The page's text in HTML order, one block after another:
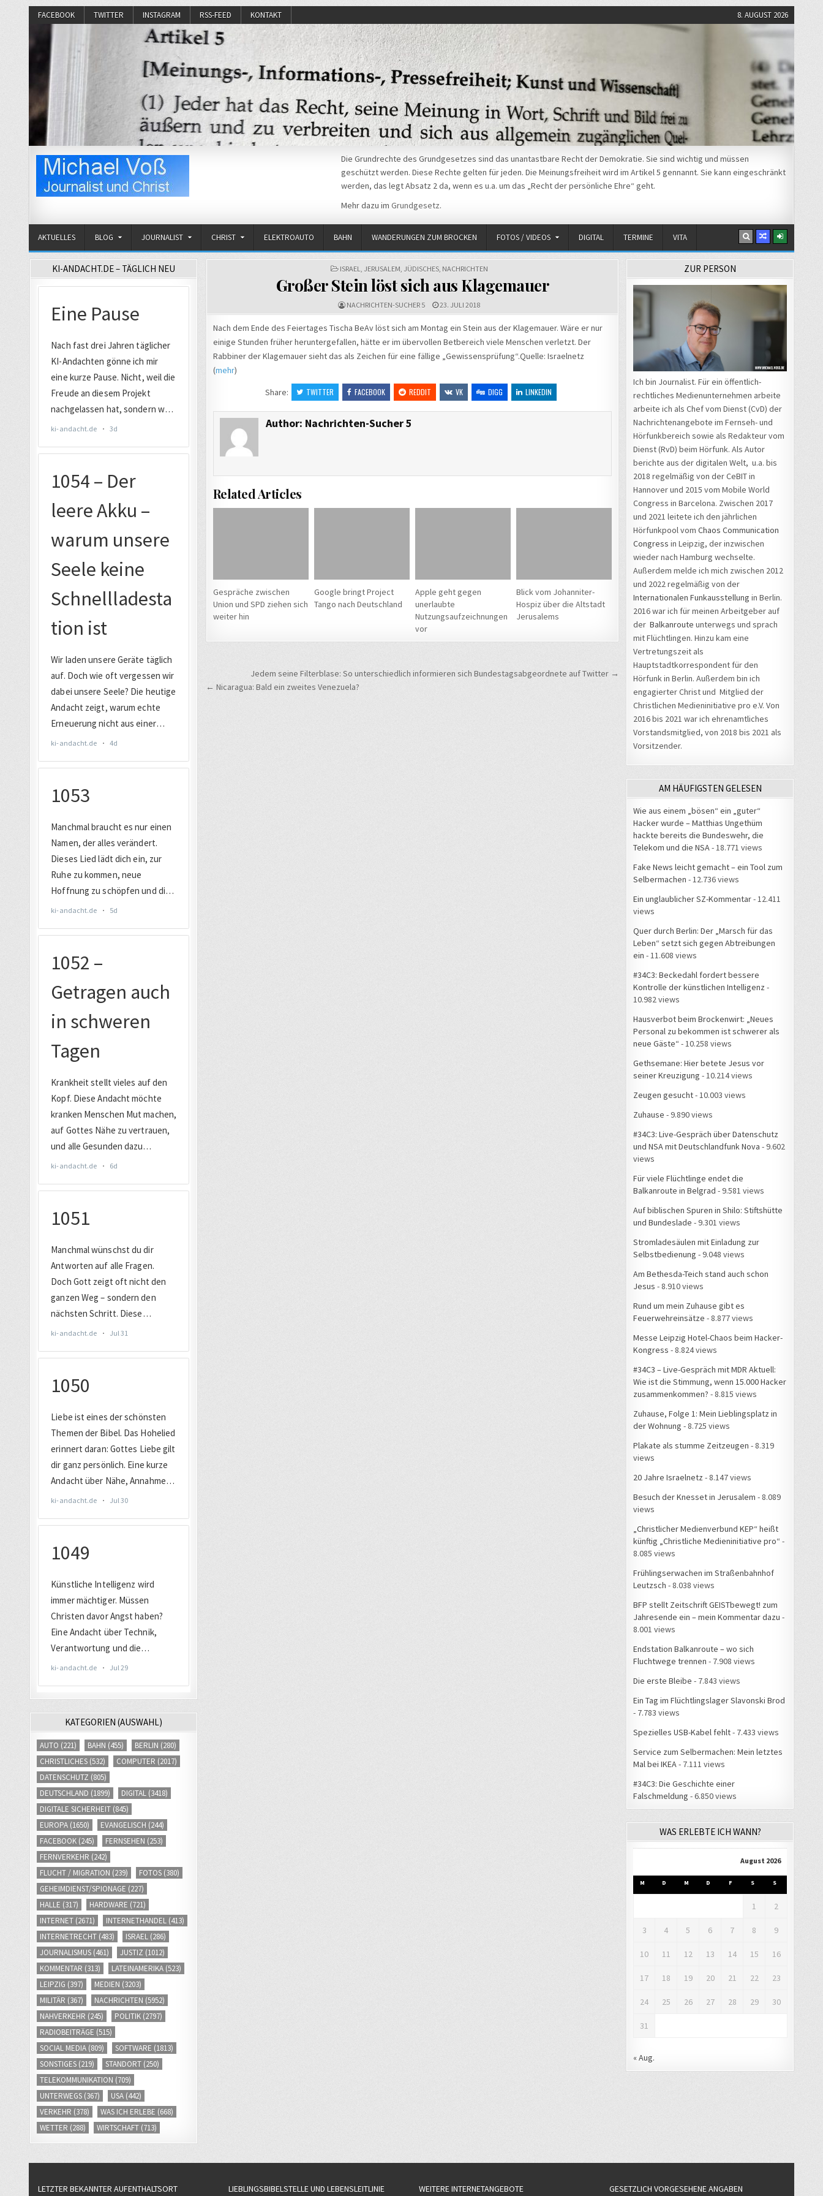
FACEBOOK TWITTER INSTAGRAM RSS-FEED KONTAKT 8. AUGUST 2026
Die Grundrechte des Grundgesetzes sind das unantastbare Recht der Demokratie. Sie sind wichtig und müssen
geschützt werden. Diese Rechte gelten für jeden. Die Meinungsfreiheit wird im Artikel 5 gennannt. Sie kann eingeschränkt
werden, das legt Absatz 2 da, wenn es u.a. um das „Recht der persönliche Ehre“ geht.
Mehr dazu im Grundgesetz.
AKTUELLES BLOG JOURNALIST CHRIST ELEKTROAUTO BAHN WANDERUNGEN ZUM BROCKEN FOTOS / VIDEOS DIGITAL TERMINE VITA
POSTED
ISRAEL JERUSALEM JÜDISCHES, NACHRICHTEN
Großer Stein löst sich aus Klagemauer
NACHRICHTEN-SUCHER 5 23. JULI 2018
Nach dem Ende des Feiertages Tischa BeAv löst sich am Montag ein Stein aus der Klagemauer. Wäre er nur
einige Stunden früher heruntergefallen, hätte er im übervollen Betbereich viele Menschen verletzt. Der
Rabbiner der Klagemauer sieht das als Zeichen für eine fällige „Gewissensprüfung“.Quelle: Israelnetz
(mehr)
Share:
TWITTER FACEBOOK REDDIT VK DIGG LINKEDIN
Author: Nachrichten-Sucher 5
Related Articles
Gespräche zwischen
Union und SPD ziehen sich
weiter hin
Google bringt Project
Tango nach Deutschland
Apple geht gegen
unerlaubte
Nutzungsaufzeichnungen
vor
Blick vom Johanniter-
Hospiz über die Altstadt
Jerusalems
Beitragsnavigation
Jedem seine Filterblase: So unterschiedlich informieren sich Bundestagsabgeordnete auf Twitter →
← Nicaragua: Bald ein zweites Venezuela?
KI-ANDACHT.DE – TÄGLICH NEU
KATEGORIEN (AUSWAHL)
AUTO (221) BAHN (455) BERLIN (280)
CHRISTLICHES (532) COMPUTER (2017)
DATENSCHUTZ (805)
DEUTSCHLAND (1899) DIGITAL (3418)
DIGITALE SICHERHEIT (845)
EUROPA (1650) EVANGELISCH (244)
FACEBOOK (245) FERNSEHEN (253)
FERNVERKEHR (242)
FLUCHT / MIGRATION (239) FOTOS (380)
GEHEIMDIENST/SPIONAGE (227)
HALLE (317) HARDWARE (721)
INTERNET (2671) INTERNETHANDEL (413)
INTERNETRECHT (483) ISRAEL (286)
JOURNALISMUS (461) JUSTIZ (1012)
KOMMENTAR (313) LATEINAMERIKA (523)
LEIPZIG (397) MEDIEN (3203)
MILITÄR (367) NACHRICHTEN (5952)
NAHVERKEHR (245) POLITIK (2797)
RADIOBEITRÄGE (515)
SOCIAL MEDIA (809) SOFTWARE (1813)
SONSTIGES (219) STANDORT (250)
TELEKOMMUNIKATION (709)
UNTERWEGS (367) USA (442)
VERKEHR (378) WAS ICH ERLEBE (668)
WETTER (288) WIRTSCHAFT (713)
ZUR PERSON
Ich bin Journalist. Für ein öffentlich-
rechtliches Medienunternehmen arbeite
arbeite ich als Chef vom Dienst (CvD) der
Nachrichtenangebote im Fernseh- und
Hörfunkbereich sowie als Redakteur vom
Dienst (RvD) beim Hörfunk. Als Autor
berichte aus der digitalen Welt, u.a. bis
2018 regelmäßig von der CeBIT in
Hannover und 2015 vom Mobile World
Congress in Barcelona. Zwischen 2017
und 2021 leitete ich den jährlichen
Hörfunkpool vom Chaos Communication
Congress in Leipzig, der inzwischen
wieder nach Hamburg wechselte.
Außerdem melde ich mich zwischen 2012
und 2022 regelmäßig von der
Internationalen Funkausstellung in Berlin.
2016 war ich für meinen Arbeitgeber auf
der Balkanroute unterwegs und sprach
mit Flüchtlingen. Hinzu kam eine
Vertretungszeit als
Hauptstadtkorrespondent für den
Hörfunk in Berlin. Außerdem bin ich
engagierter Christ und Mitglied der
Christlichen Medieninitiative pro e.V. Von
2016 bis 2021 war ich ehrenamtliches
Vorstandsmitglied, von 2018 bis 2021 als
Vorsitzender.
AM HÄUFIGSTEN GELESEN
Wie aus einem „bösen“ ein „guter“
Hacker wurde – Matthias Ungethüm
hackte bereits die Bundeswehr, die
Telekom und die NSA - 18.771 views
Fake News leicht gemacht – ein Tool zum
Selbermachen - 12.736 views
Ein unglaublicher SZ-Kommentar- 12.411
views
Quer durch Berlin: Der „Marsch für das
Leben“ setzt sich gegen Abtreibungen
ein - 11.608 views
#34C3: Beckedahl fordert bessere
Kontrolle der künstlichen Intelligenz -
10.982 views
Hausverbot beim Brockenwirt: „Neues
Personal zu bekommen ist schwerer als
neue Gäste“ - 10.258 views
Gethsemane: Hier betete Jesus vor
seiner Kreuzigung - 10.214 views
Zeugen gesucht- 10.003 views
Zuhause - 9.890 views
#34C3: Live-Gespräch über Datenschutz
und NSA mit Deutschlandfunk Nova - 9.602
views
Für viele Flüchtlinge endet die
Balkanroute in Belgrad - 9.581 views
Auf biblischen Spuren in Shilo: Stiftshütte
und Bundeslade - 9.301 views
Stromladesäulen mit Einladung zur
Selbstbedienung - 9.048 views
Am Bethesda-Teich stand auch schon
Jesus - 8.910 views
Rund um mein Zuhause gibt es
Feuerwehreinsätze - 8.877 views
Messe Leipzig Hotel-Chaos beim Hacker-
Kongress - 8.824 views
#34C3 – Live-Gespräch mit MDR Aktuell:
Wie ist die Stimmung, wenn 15.000 Hacker
zusammenkommen? - 8.815 views
Zuhause, Folge 1: Mein Lieblingsplatz in
der Wohnung - 8.725 views
Plakate als stumme Zeitzeugen - 8.319
views
20 Jahre Israelnetz - 8.147 views
Besuch der Knesset in Jerusalem - 8.089
views
„Christlicher Medienverbund KEP“ heißt
künftig „Christliche Medieninitiative pro“ -
8.085 views
Frühlingserwachen im Straßenbahnhof
Leutzsch - 8.038 views
BFP stellt Zeitschrift GEISTbewegt! zum
Jahresende ein – mein Kommentar dazu -
8.001 views
Endstation Balkanroute – wo sich
Fluchtwege trennen - 7.908 views
Die erste Bleibe - 7.843 views
Ein Tag im Flüchtlingslager Slavonski Brod
- 7.783 views
Spezielles USB-Kabel fehlt- 7.433 views
Service zum Selbermachen: Mein letztes
Mal bei IKEA - 7.111 views
#34C3: Die Geschichte einer
Falschmeldung - 6.850 views
WAS ERLEBTE ICH WANN?
August 2026
M D M D F S S
1 2
3 4 5 6 7 8 9
10 11 12 13 14 15 16
17 18 19 20 21 22 23
24 25 26 27 28 29 30
31
« Aug.
LETZTER BEKANNTER AUFENTHALTSORT LIEBLINGSBIBELSTELLE UND LEBENSLEITLINIE WEITERE INTERNETANGEBOTE GESETZLICH VORGESEHENE ANGABEN